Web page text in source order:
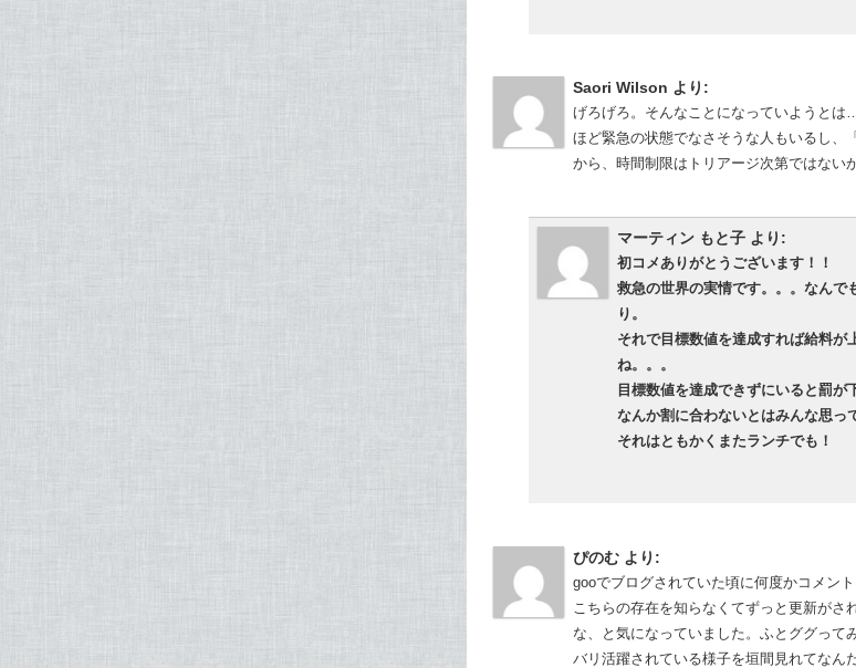
Saori Wilson より:
げろげろ。そんなことになっていようとは
ほど緊急の状態でなさそうな人もいるし、
から、時間制限はトリアージ次第ではない
マーティン もと子 より:
初コメありがとうございます！！
救急の世界の実情です。。。なんで
り。
それで目標数値を達成すれば給料が
ね。。。
目標数値を達成できずにいると罰が
なんか割に合わないとはみんな思っ
それはともかくまたランチでも！
ぴのむ より:
gooでブログされていた頃に何度かコメント
こちらの存在を知らなくてずっと更新がさ
な、と気になっていました。ふとググって
バリ活躍されている様子を垣間見れてなん